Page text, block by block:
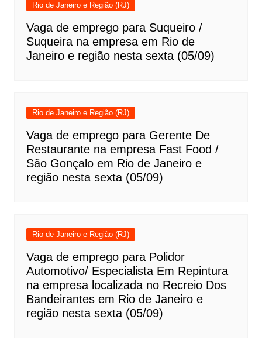
Rio de Janeiro e Região (RJ)
Vaga de emprego para Suqueiro /
Suqueira na empresa em Rio de
Janeiro e região nesta sexta (05/09)
Rio de Janeiro e Região (RJ)
Vaga de emprego para Gerente De
Restaurante na empresa Fast Food /
São Gonçalo em Rio de Janeiro e
região nesta sexta (05/09)
Rio de Janeiro e Região (RJ)
Vaga de emprego para Polidor
Automotivo/ Especialista Em Repintura
na empresa localizada no Recreio Dos
Bandeirantes em Rio de Janeiro e
região nesta sexta (05/09)